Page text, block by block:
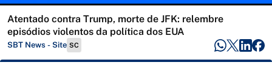
Atentado contra Trump, morte de JFK: relembre
episódios violentos da política dos EUA
SBT News - Site SC